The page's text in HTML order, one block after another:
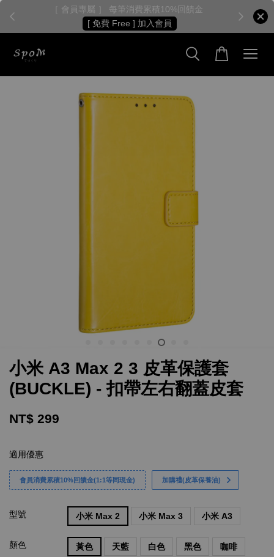
［ 會員專屬 ］ 每筆消費累積10%回饋金
[ 免費 Free ] 加入會員
小米 A3 Max 2 3 皮革保護套
(BUCKLE) - 扣帶左右翻蓋皮套
NT$ 299
適用優惠
會員消費累積10%回饋金(1:1等同現金) 加購禮(皮革保養油)
型號 小米 Max 2 小米 Max 3 小米 A3
顏色 黃色 天藍 白色 黑色 咖啡